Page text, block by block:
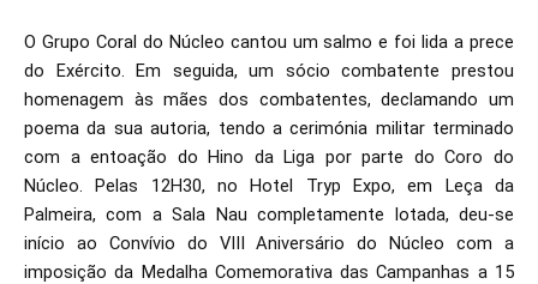
O Grupo Coral do Núcleo cantou um salmo e foi lida a prece
do Exército. Em seguida, um sócio combatente prestou
homenagem às mães dos combatentes, declamando um
poema da sua autoria, tendo a cerimónia militar terminado
com a entoação do Hino da Liga por parte do Coro do
Núcleo. Pelas 12H30, no Hotel Tryp Expo, em Leça da
Palmeira, com a Sala Nau completamente lotada, deu-se
início ao Convívio do VIII Aniversário do Núcleo com a
imposição da Medalha Comemorativa das Campanhas a 15